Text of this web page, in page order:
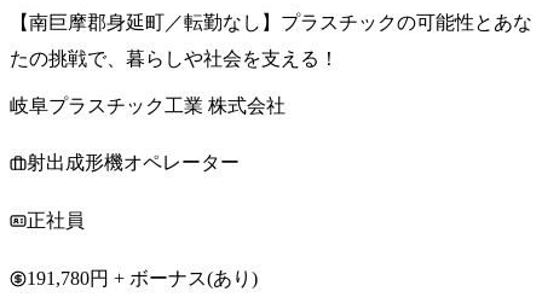
【南巨摩郡身延町／転勤なし】プラスチックの可能性とあな
たの挑戦で、暮らしや社会を支える！
岐阜プラスチック工業 株式会社
射出成形機オペレーター
正社員
191,780円 + ボーナス(あり)